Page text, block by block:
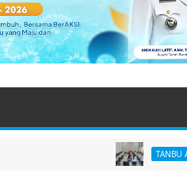
TANBU AGT 26